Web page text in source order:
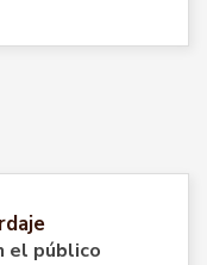
el público